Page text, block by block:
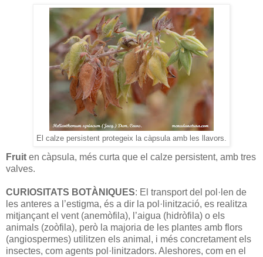
El calze persistent protegeix la càpsula amb les llavors.
Fruit en càpsula, més curta que el calze persistent, amb tres
valves.
CURIOSITATS BOTÀNIQUES: El transport del pol·len de
les anteres a l’estigma, és a dir la pol·linització, es realitza
mitjançant el vent (anemòfila), l’aigua (hidròfila) o els
animals (zoòfila), però la majoria de les plantes amb flors
(angiospermes) utilitzen els animal, i més concretament els
insectes, com agents pol·linitzadors. Aleshores, com en el